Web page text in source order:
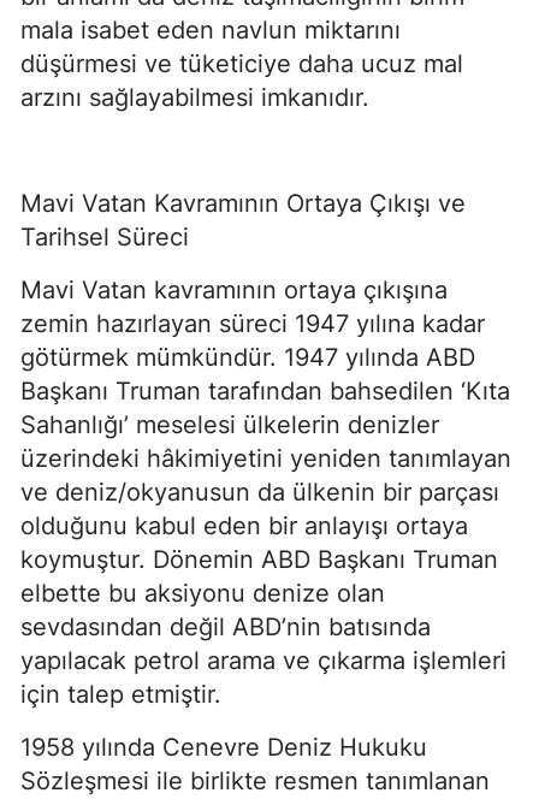
mala isabet eden navlun miktarını
düşürmesi ve tüketiciye daha ucuz mal
arzını sağlayabilmesi imkanıdır.
Mavi Vatan Kavramının Ortaya Çıkışı ve
Tarihsel Süreci
Mavi Vatan kavramının ortaya çıkışına
zemin hazırlayan süreci 1947 yılına kadar
götürmek mümkündür. 1947 yılında ABD
Başkanı Truman tarafından bahsedilen ‘Kıta
Sahanlığı’ meselesi ülkelerin denizler
üzerindeki hâkimiyetini yeniden tanımlayan
ve deniz/okyanusun da ülkenin bir parçası
olduğunu kabul eden bir anlayışı ortaya
koymuştur. Dönemin ABD Başkanı Truman
elbette bu aksiyonu denize olan
sevdasından değil ABD’nin batısında
yapılacak petrol arama ve çıkarma işlemleri
için talep etmiştir.
1958 yılında Cenevre Deniz Hukuku
Sözleşmesi ile birlikte resmen tanımlanan